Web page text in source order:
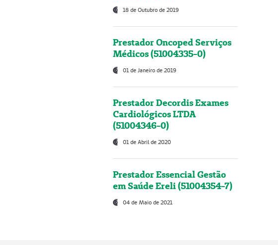
18 de Outubro de 2019
Prestador Oncoped Serviços
Médicos (51004335-0)
01 de Janeiro de 2019
Prestador Decordis Exames
Cardiológicos LTDA
(51004346-0)
01 de Abril de 2020
Prestador Essencial Gestão
em Saúde Ereli (51004354-7)
04 de Maio de 2021